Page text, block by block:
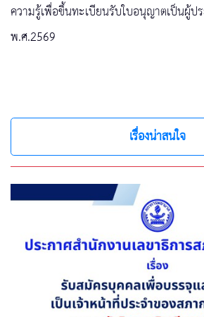
ความรู้เพื่อขึ้นทะเบียนรับใบอนุญาตเป็นผู้
พ.ศ.2569
เรื่องน่าสนใจ